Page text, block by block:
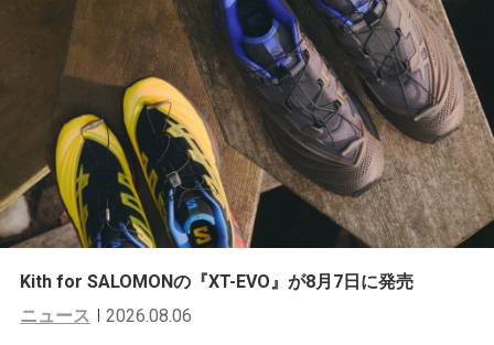
Kith for SALOMONの『XT-EVO』が8月7日に発売
ニュース
2026.08.06